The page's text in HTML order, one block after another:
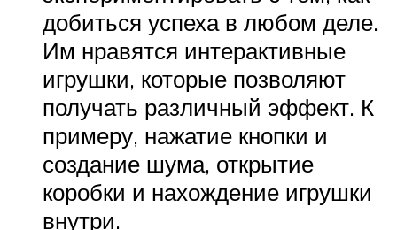
добиться успеха в любом деле.
Им нравятся интерактивные
игрушки, которые позволяют
получать различный эффект. К
примеру, нажатие кнопки и
создание шума, открытие
коробки и нахождение игрушки
внутри.